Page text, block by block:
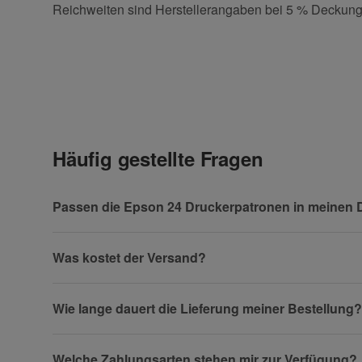
Reichweiten sind Herstellerangaben bei 5 %
Häufig gestellte Fragen
Passen die Epson 24 Druckerpatronen in meinen
Was kostet der Versand?
Wie lange dauert die Lieferung meiner Bestellung?